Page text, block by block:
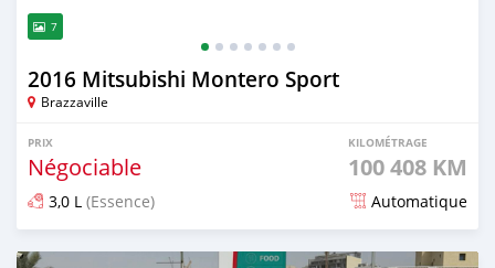
7
2016 Mitsubishi Montero Sport
Brazzaville
PRIX
Négociable
KILOMÉTRAGE
100 408 KM
3,0 L (Essence) Automatique
Publié il y a plus d'un an